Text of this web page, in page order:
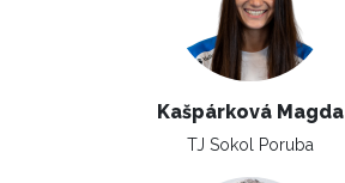
Kašpárková Magda
TJ Sokol Poruba